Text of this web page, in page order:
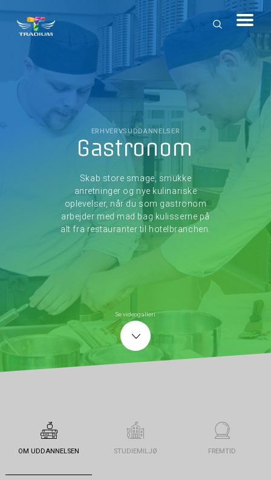
ERHVERVSUDDANNELSER
Gastronom
Skab store smage, smukke
anretninger og nye kulinariske
oplevelser, når du som gastronom
arbejder med mad bag kulisserne på
alt fra restauranter til hotelbranchen.
Se videogalleri
OM UDDANNELSEN STUDIEMILJØ FREMTID